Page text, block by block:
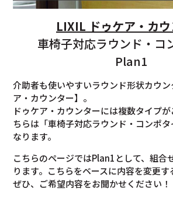
LIXIL ドゥケア・カ
車椅子対応ラウンド・コ
Plan1
介助者も使いやすいラウンド形状カウ
ア・カウンター】。
ドゥケア・カウンターには複数タイプ
ちらは「車椅子対応ラウンド・コンポ
なります。
こちらのページではPlan1として、組合
ります。こちらをベースに内容を変更す
ぜひ、ご希望内容をお聞かせください！